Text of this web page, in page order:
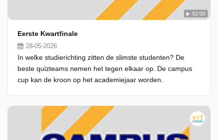
52:00
Eerste Kwartfinale
28-05-2026
In welke studierichting zitten de slimste studenten? De
beste quizteams nemen het tegen elkaar op. De campus
cup kan de kroon op het academiejaar worden.